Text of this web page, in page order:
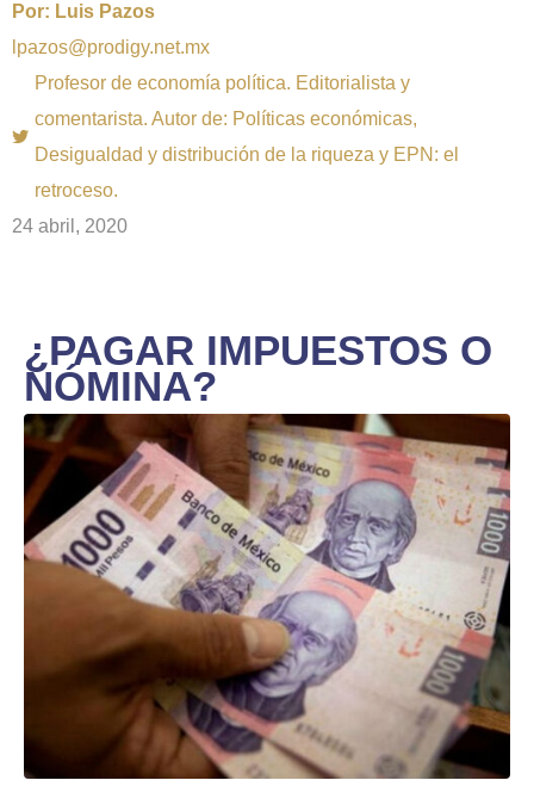
Por: Luis Pazos
lpazos@prodigy.net.mx
Profesor de economía política. Editorialista y
comentarista. Autor de: Políticas económicas,
Desigualdad y distribución de la riqueza y EPN: el
retroceso.
24 abril, 2020
¿PAGAR IMPUESTOS O
NÓMINA?